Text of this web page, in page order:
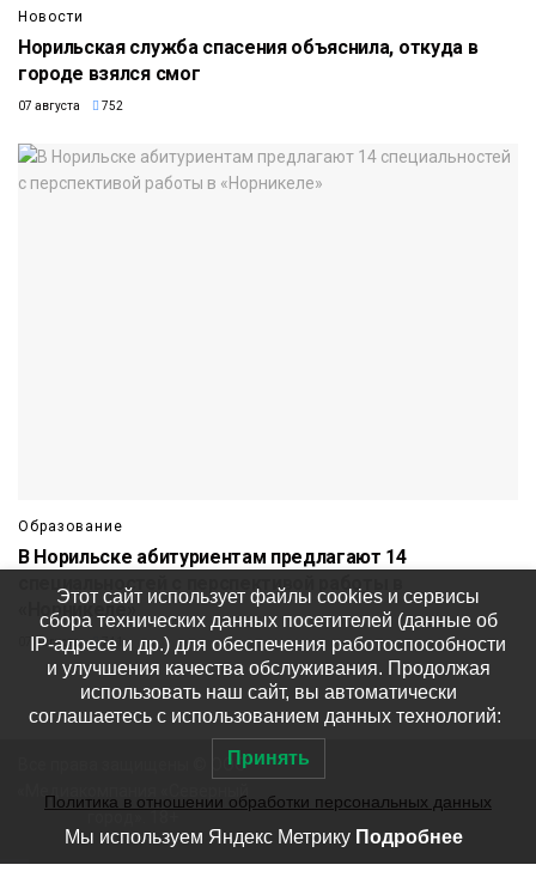
Новости
Норильская служба спасения объяснила, откуда в
городе взялся смог
07 августа 752
Образование
В Норильске абитуриентам предлагают 14
специальностей с перспективой работы в
«Норникеле»
07 августа 741
Все права защищены © ООО
«Медиакомпания «Северный
Этот сайт использует файлы cookies и сервисы
сбора технических данных посетителей (данные об
IP-адресе и др.) для обеспечения работоспособности
и улучшения качества обслуживания. Продолжая
использовать наш сайт, вы автоматически
соглашаетесь с использованием данных технологий:
Принять
Политика в отношении обработки персональных данных
Мы используем Яндекс Метрику Подробнее